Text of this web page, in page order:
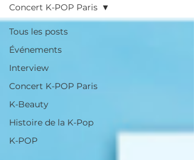
Tous les posts
Événements
Interview
Concert K-POP Paris
K-Beauty
Histoire de la K-Pop
K-POP
Concert K-POP Paris